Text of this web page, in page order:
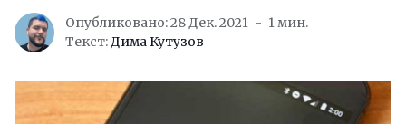
Опубликовано: 28 Дек. 2021
1 мин.
Текст:Дима Кутузов